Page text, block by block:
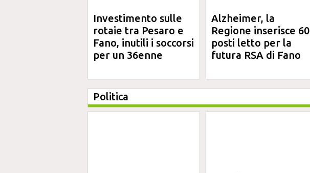
Investimento sulle
rotaie tra Pesaro e
Fano, inutili i soccorsi
per un 36enne
Alzheimer, la
Regione inserisce 60
posti letto per la
futura RSA di Fano
Politica